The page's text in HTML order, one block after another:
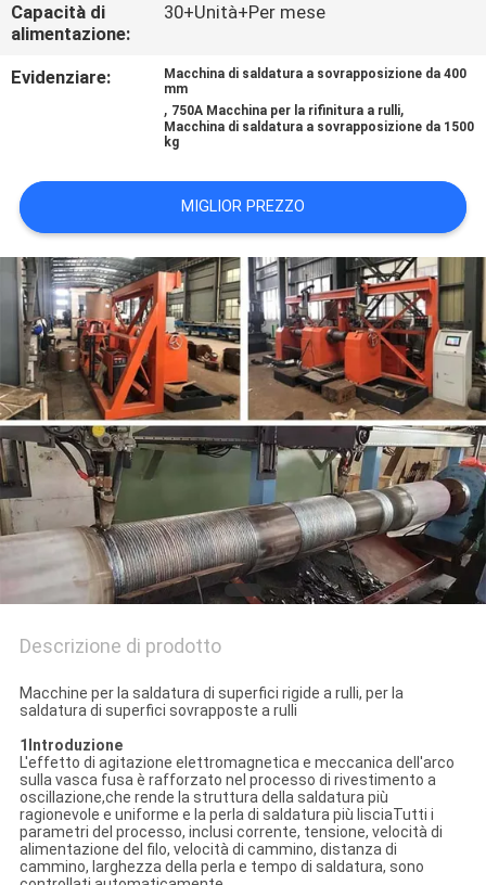
UNA
CITAZIONE
Capacità di
alimentazione:
30+Unità+Per mese
Evidenziare:
Macchina di saldatura a sovrapposizione da 400
mm
, 750A Macchina per la rifinitura a rulli,
Macchina di saldatura a sovrapposizione da 1500
kg
MIGLIOR PREZZO
Descrizione di prodotto
Macchine per la saldatura di superfici rigide a rulli, per la
saldatura di superfici sovrapposte a rulli
1Introduzione
L'effetto di agitazione elettromagnetica e meccanica dell'arco
sulla vasca fusa è rafforzato nel processo di rivestimento a
oscillazione,che rende la struttura della saldatura più
ragionevole e uniforme e la perla di saldatura più lisciaTutti i
parametri del processo, inclusi corrente, tensione, velocità di
alimentazione del filo, velocità di cammino, distanza di
cammino, larghezza della perla e tempo di saldatura, sono